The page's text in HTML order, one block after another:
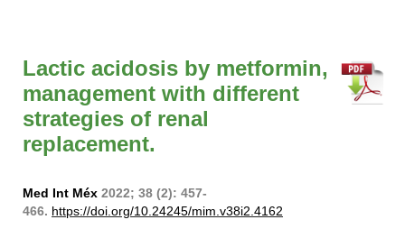
Lactic acidosis by metformin,
management with different
strategies of renal
replacement.
Med Int Méx 2022; 38 (2): 457-
466. https://doi.org/10.24245/mim.v38i2.4162